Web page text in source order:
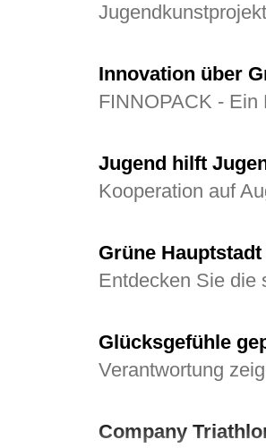
Innovation über
FINNOPACK - Ein
Jugend hilft
Kooperation auf
Grüne
Entdecken Sie die
Glücksgefühle
Verantwortung
Company